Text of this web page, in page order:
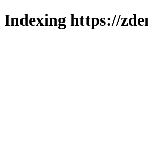
Indexing https://